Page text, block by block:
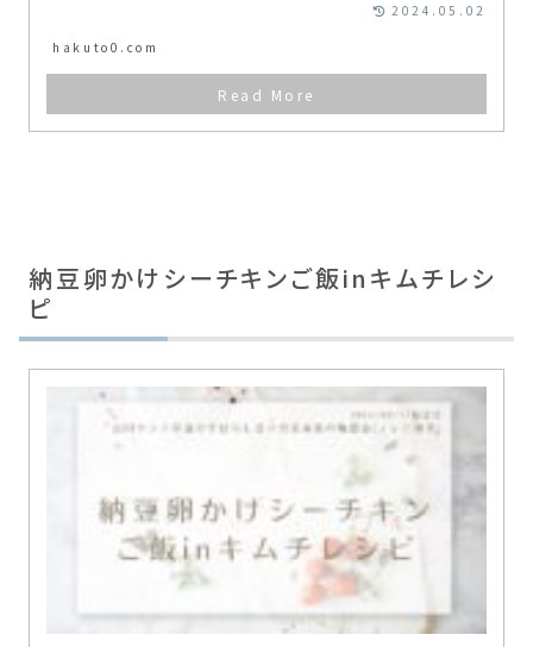
hakuto0.com
2024.05.02
納豆卵かけシーチキンご飯inキムチレシ
ピ